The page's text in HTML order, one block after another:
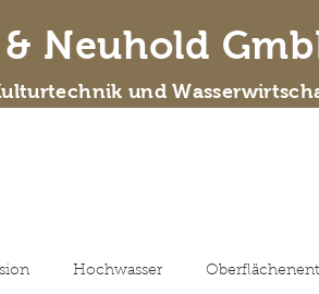
& Neuhold
und
Hochwasser